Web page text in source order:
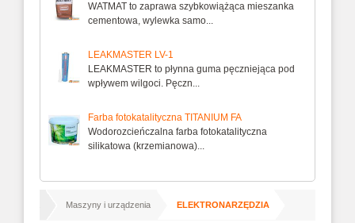
WATMAT to zaprawa szybkowiążąca mieszanka
cementowa, wylewka samo...
LEAKMASTER LV-1
LEAKMASTER to płynna guma pęczniejąca pod
wpływem wilgoci. Pęczn...
Farba fotokatalityczna TITANIUM FA
Wodorozcieńczalna farba fotokatalityczna
silikatowa (krzemianowa)...
Maszyny i urządzenia ELEKTRONARZĘDZIA